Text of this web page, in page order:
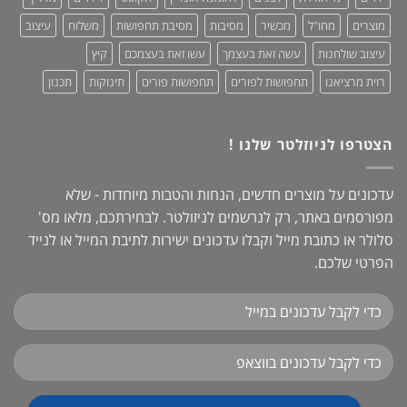
מוצרים
מחו"ל מכשיר מסיבות מסיבת תחפושות משלוח
עיצוב
עיצוב שולחנות
עשה זאת בעצמך עשו זאת בעצמכם
קיץ
רוית מרציאנו
תחפושות לפורים תחפושות פורים תינוקות תכנון
הצטרפו לניוזלטר שלנו !
עדכונים על מוצרים חדשים, הנחות והטבות מיוחדות - שלא
מפורסמים באתר, רק לנרשמים לניזולטר. לבחירתכם, מלאו מס'
סלולר או כתובת מייל וקבלו עדכונים ישירות לתיבת המייל או לנייד
הפרטי שלכם.